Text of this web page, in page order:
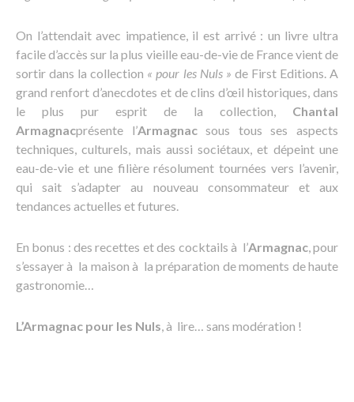
On l’attendait avec impatience, il est arrivé : un livre ultra
facile d’accès sur la plus vieille eau-de-vie de France vient de
sortir dans la collection « pour les Nuls » de First Editions. A
grand renfort d’anecdotes et de clins d’œil historiques, dans
le plus pur esprit de la collection, Chantal
Armagnacprésente l’Armagnacsous tous ses aspects
techniques, culturels, mais aussi sociétaux, et dépeint une
eau-de-vie et une filière résolument tournées vers l’avenir,
qui sait s’adapter au nouveau consommateur et aux
tendances actuelles et futures.
En bonus : des recettes et des cocktails à l’Armagnac, pour
s’essayer à la maison à la préparation de moments de haute
gastronomie…
L’Armagnac pour les Nuls, à lire… sans modération !